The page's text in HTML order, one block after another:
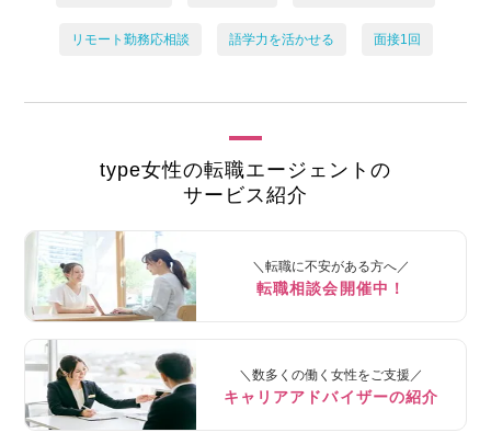
リモート勤務応相談 語学力を活かせる 面接1回
type女性の転職エージェントの
サービス紹介
＼転職に不安がある方へ／
転職相談会開催中！
＼数多くの働く女性をご支援／
キャリアアドバイザーの紹介